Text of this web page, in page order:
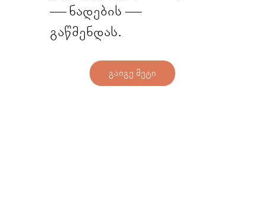
— ნადების —
გაწმენდას.
გაიგე მეტი